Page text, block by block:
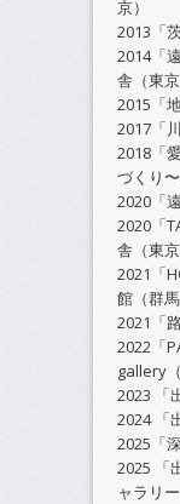
京）
2013「
2014「
舎（東京
2015「
2017「
2018「
づくり
2020「
2020「
舎（東京
2021「
館（群馬
2021「
2022「
gallery
2023 「
2024 「
2025「
2025 「
ャラリ